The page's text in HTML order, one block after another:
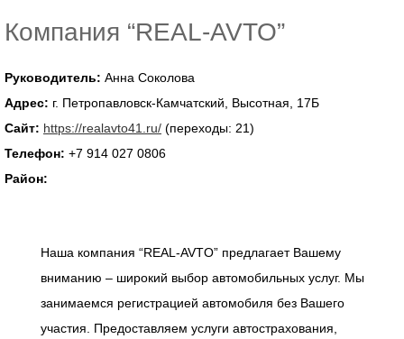
Компания “REAL-AVTO”
Руководитель: Анна Соколова
Адрес: ​г. Петропавловск-Камчатский, Высотная, 17Б
Сайт: https://realavto41.ru/ (переходы: 21)
Телефон: +7 914 027 0806
Район:
Наша компания “REAL-AVTO” предлагает Вашему
вниманию – широкий выбор автомобильных услуг. Мы
занимаемся регистрацией автомобиля без Вашего
участия. Предоставляем услуги автострахования,